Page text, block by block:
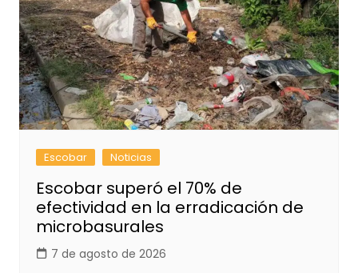
Escobar Noticias
Escobar superó el 70% de
efectividad en la erradicación de
microbasurales
7 de agosto de 2026